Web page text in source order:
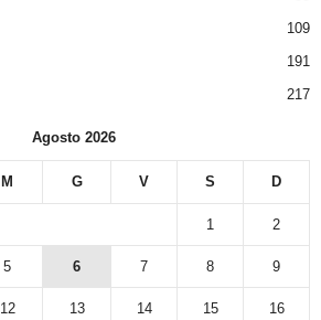
109
191
217
Agosto 2026
M G V S D
1 2
5 6 7 8 9
12 13 14 15 16